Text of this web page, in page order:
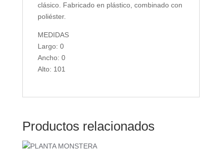
clásico. Fabricado en plástico, combinado con
poliéster.
MEDIDAS
Largo: 0
Ancho: 0
Alto: 101
Productos relacionados